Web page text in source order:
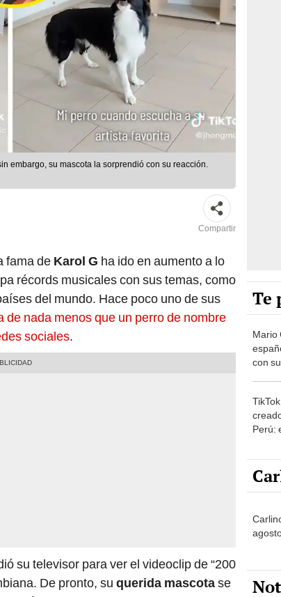
embargo, su mascota la sorprendió con su reacción.
Compartir
fama de Karol G ha ido en aumento a lo
récords musicales con sus temas, como
del mundo. Hace poco uno de sus
de nada menos que un perro de nombre
sociales.
su televisor para ver el videoclip de “200
De pronto, su querida mascotase
Te
Mario
con
Perú:
1.000